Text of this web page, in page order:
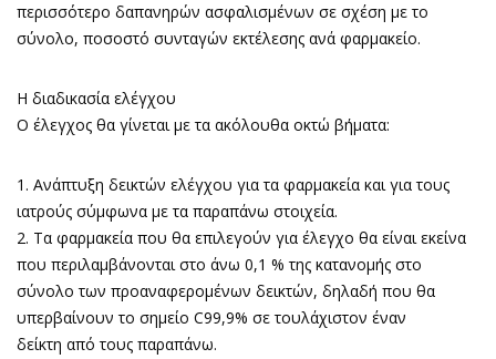
περισσότερο δαπανηρών ασφαλισμένων σε σχέση με το
σύνολο, ποσοστό συνταγών εκτέλεσης ανά φαρμακείο.
Η διαδικασία ελέγχου
Ο έλεγχος θα γίνεται με τα ακόλουθα οκτώ βήματα:
1. Ανάπτυξη δεικτών ελέγχου για τα φαρμακεία και για τους
ιατρούς σύμφωνα με τα παραπάνω στοιχεία.
2. Tα φαρμακεία που θα επιλεγούν για έλεγχο θα είναι εκείνα
που περιλαμβάνονται στο άνω 0,1 % της κατανομής στο
σύνολο των προαναφερομένων δεικτών, δηλαδή που θα
υπερβαίνουν το σημείο C99,9% σε τουλάχιστον έναν
δείκτη από τους παραπάνω.